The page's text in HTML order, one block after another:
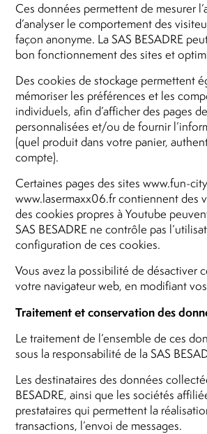
Ces données permettent de mesurer
d’analyser le comportement des
façon anonyme. La SAS BESADRE
bon fonctionnement des sites et
Des cookies de stockage permettent
mémoriser les préférences et les
individuels, afin d’afficher des pages
personnalisées et/ou de fournir
(quel produit dans votre panier,
compte).
Certaines pages des sites www.fun-
www.lasermaxx06.fr contiennent des
des cookies propres à Youtube
SAS BESADRE ne contrôle pas
configuration de ces cookies.
Vous avez la possibilité de désactiver
votre navigateur web, en modifiant
Traitement et conservation des
Le traitement de l’ensemble de ces
sous la responsabilité de la SAS
Les destinataires des données
BESADRE, ainsi que les sociétés
prestataires qui permettent la
transactions, l’envoi de messages.